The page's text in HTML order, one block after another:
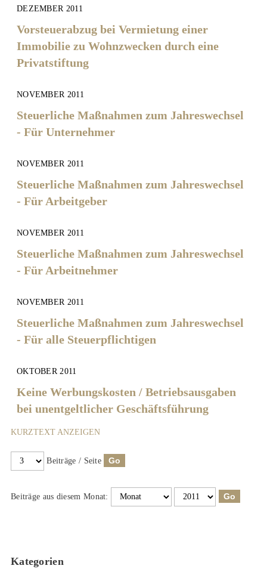
DEZEMBER 2011
Vorsteuerabzug bei Vermietung einer
Immobilie zu Wohnzwecken durch eine
Privatstiftung
NOVEMBER 2011
Steuerliche Maßnahmen zum Jahreswechsel
- Für Unternehmer
NOVEMBER 2011
Steuerliche Maßnahmen zum Jahreswechsel
- Für Arbeitgeber
NOVEMBER 2011
Steuerliche Maßnahmen zum Jahreswechsel
- Für Arbeitnehmer
NOVEMBER 2011
Steuerliche Maßnahmen zum Jahreswechsel
- Für alle Steuerpflichtigen
OKTOBER 2011
Keine Werbungskosten / Betriebsausgaben
bei unentgeltlicher Geschäftsführung
KURZTEXT ANZEIGEN
Beiträge / Seite
Beiträge aus diesem Monat:
Kategorien